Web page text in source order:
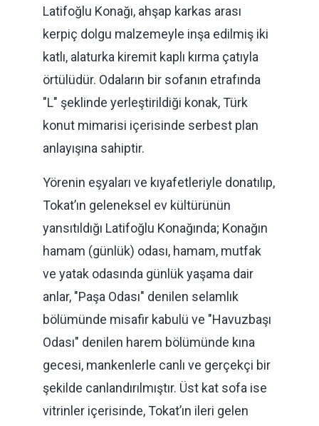
Latifoğlu Konağı, ahşap karkas arası
kerpiç dolgu malzemeyle inşa edilmiş iki
katlı, alaturka kiremit kaplı kırma çatıyla
örtülüdür. Odaların bir sofanın etrafında
"L" şeklinde yerleştirildiği konak, Türk
konut mimarisi içerisinde serbest plan
anlayışına sahiptir.
Yörenin eşyaları ve kıyafetleriyle donatılıp,
Tokat’ın geleneksel ev kültürünün
yansıtıldığı Latifoğlu Konağında; Konağın
hamam (günlük) odası, hamam, mutfak
ve yatak odasında günlük yaşama dair
anlar, "Paşa Odası" denilen selamlık
bölümünde misafir kabulü ve "Havuzbaşı
Odası" denilen harem bölümünde kına
gecesi, mankenlerle canlı ve gerçekçi bir
şekilde canlandırılmıştır. Üst kat sofa ise
vitrinler içerisinde, Tokat’ın ileri gelen